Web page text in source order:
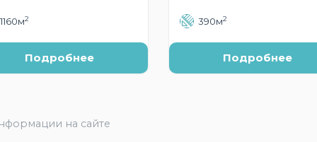
1160м2
Подробнее
390м2
Подробнее
на сайте